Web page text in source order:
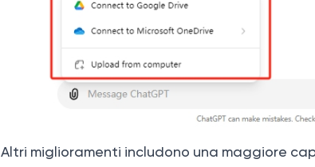
Altri miglioramenti includono una maggiore